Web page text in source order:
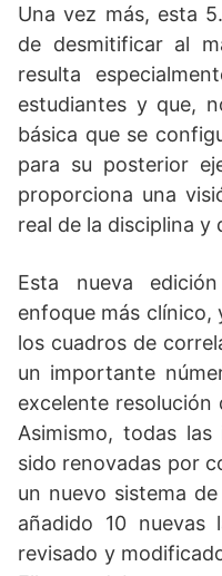
Una vez más, esta
de desmitificar al
resulta
estudiantes y que,
básica que se
para su posterior
proporciona una
real de la disciplina y
Esta nueva
enfoque más clínico,
los cuadros de
un importante
excelente
Asimismo, todas las
sido renovadas por
un nuevo sistema
añadido 10
revisado y